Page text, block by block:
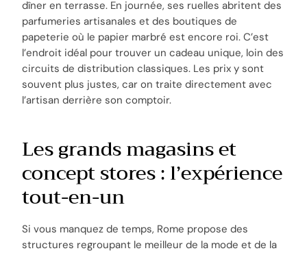
dîner en terrasse. En journée, ses ruelles abritent des
parfumeries artisanales et des boutiques de
papeterie où le papier marbré est encore roi. C’est
l’endroit idéal pour trouver un cadeau unique, loin des
circuits de distribution classiques. Les prix y sont
souvent plus justes, car on traite directement avec
l’artisan derrière son comptoir.
Les grands magasins et
concept stores : l’expérience
tout-en-un
Si vous manquez de temps, Rome propose des
structures regroupant le meilleur de la mode et de la